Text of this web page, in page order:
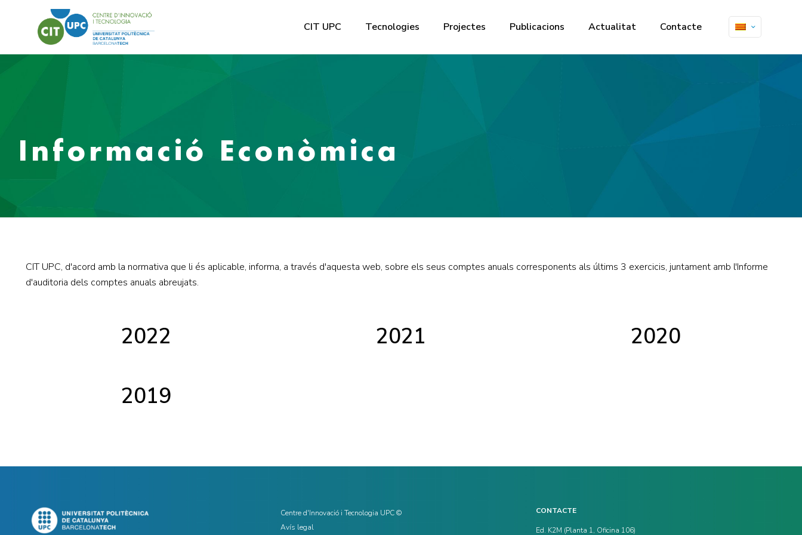
CIT UPC Tecnologies Projectes Publicacions Actualitat Contacte
Informació Econòmica
CIT UPC, d'acord amb la normativa que li és aplicable, informa, a través d'aquesta web, sobre els seus comptes anuals corresponents als últims 3 exercicis, juntament amb l'Informe
d'auditoria dels comptes anuals abreujats.
2022 2021 2020
2019
Centre d'Innovació i Tecnologia UPC ©
Avís legal
CONTACTE
Ed. K2M (Planta 1, Oficina 106)